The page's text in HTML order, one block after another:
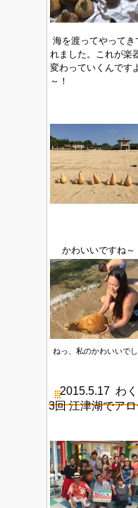
海を渡ってやってき
れました。これが楽
変わっていくんです
～！
かわいいですね～
ねっ、私のかわいいで
2015.5.17 わ
3回 江津湖でア